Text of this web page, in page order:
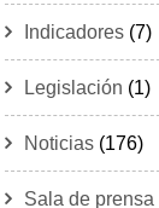
Indicadores (7)
Legislación (1)
Noticias (176)
Sala de prensa